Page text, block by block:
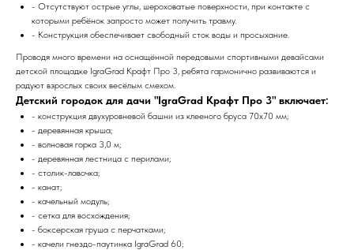
- Отсутствуют острые углы, шероховатые поверхности, при контакте с
которыми ребёнок запросто может получить травму.
- Конструкция обеспечивает свободный сток воды и просыхание.
Проводя много времени на оснащённой передовыми спортивными девайсами
детской площадке IgraGrad Крафт Про 3, ребята гармонично развиваются и
радуют взрослых своих весёлым смехом.
Детский городок для дачи "IgraGrad Крафт Про 3" включает:
- конструкция двухуровневой башни из клееного бруса 70х70 мм;
- деревянная крыша;
- волновая горка 3,0 м;
- деревянная лестница с перилами;
- столик-лавочка;
- канат;
- качельный модуль;
- сетка для восхождения;
- боксерская груша с перчатками;
- качели гнездо-паутинка IgraGrad 60;